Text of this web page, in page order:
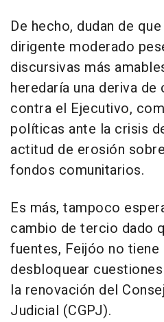
De hecho, dudan de
dirigente moderado
discursivas más
heredaría una deriva
contra el Ejecutivo,
políticas ante la crisis
actitud de erosión
fondos comunitarios.
Es más, tampoco
cambio de tercio dado
fuentes, Feijóo no
desbloquear
la renovación del
Judicial (CGPJ).